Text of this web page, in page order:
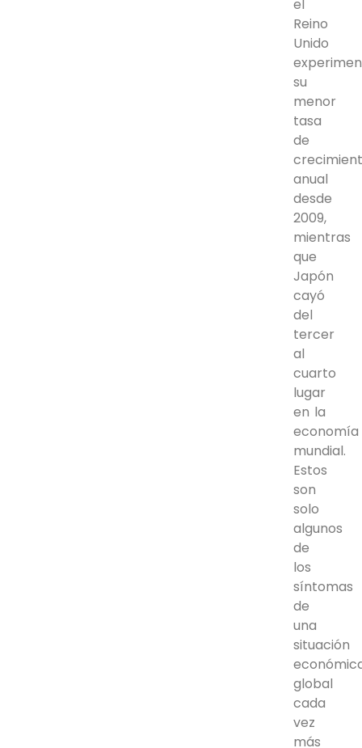
el
Reino
Unido
su
menor
tasa
de
anual
desde
2009,
mientras
que
Japón
cayó
del
tercer
al
cuarto
lugar
en la
economía
mundial.
Estos
son
solo
algunos
de
los
síntomas
de
una
situación
global
cada
vez
más